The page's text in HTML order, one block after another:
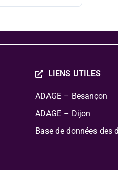
LIENS UTILES
ADAGE – Besançon
ADAGE – Dijon
Base de données des